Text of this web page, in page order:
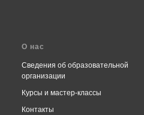
О нас
Сведения об образовательной
организации
Курсы и мастер-классы
Контакты